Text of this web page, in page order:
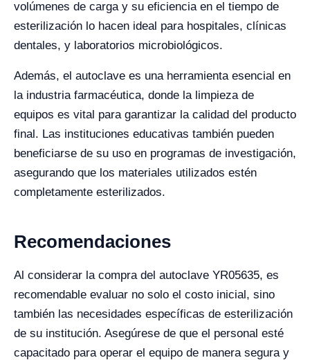
volúmenes de carga y su eficiencia en el tiempo de
esterilización lo hacen ideal para hospitales, clínicas
dentales, y laboratorios microbiológicos.
Además, el autoclave es una herramienta esencial en
la industria farmacéutica, donde la limpieza de
equipos es vital para garantizar la calidad del producto
final. Las instituciones educativas también pueden
beneficiarse de su uso en programas de investigación,
asegurando que los materiales utilizados estén
completamente esterilizados.
Recomendaciones
Al considerar la compra del autoclave YR05635, es
recomendable evaluar no solo el costo inicial, sino
también las necesidades específicas de esterilización
de su institución. Asegúrese de que el personal esté
capacitado para operar el equipo de manera segura y